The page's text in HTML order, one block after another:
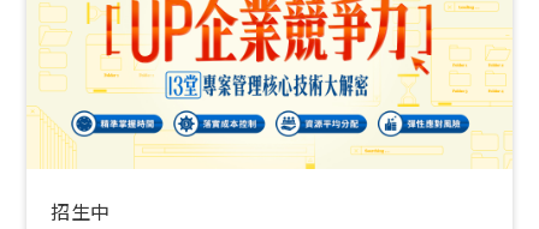
招生中